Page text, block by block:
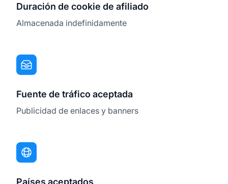
Duración de cookie de afiliado
Almacenada indefinidamente
Fuente de tráfico aceptada
Publicidad de enlaces y banners
Países aceptados